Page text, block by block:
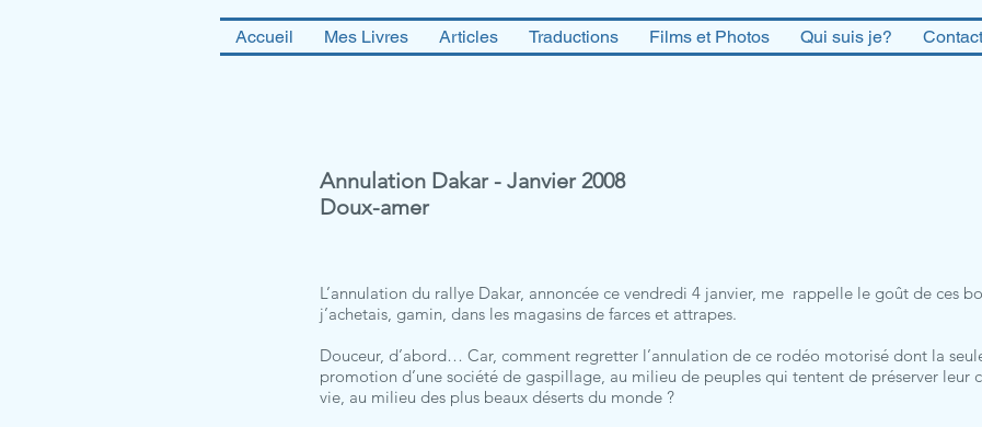
Accueil Mes Livres Articles Traductions Films et Photos Qui suis je? Contact
Annulation Dakar - Janvier 2008
Doux-amer
L’annulation du rallye Dakar, annoncée ce vendredi 4 janvier, me rappelle le goût de ces
j’achetais, gamin, dans les magasins de farces et attrapes.
Douceur, d’abord… Car, comment regretter l’annulation de ce rodéo motorisé dont la
promotion d’une société de gaspillage, au milieu de peuples qui tentent de préserver leur
vie, au milieu des plus beaux déserts du monde ?